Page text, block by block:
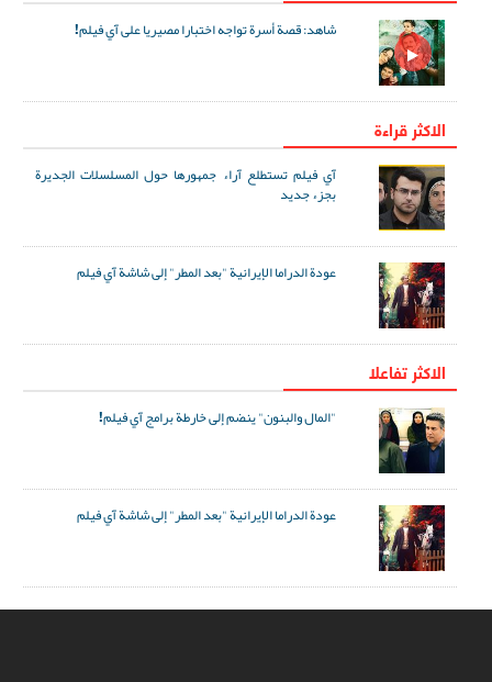
شاهد: قصة أسرة تواجه اختبارا مصيريا على آي فيلم!
الاكثر قراءة
آي فيلم تستطلع آراء جمهورها حول المسلسلات الجديرة
بجزء جديد
عودة الدراما الإيرانية "بعد المطر" إلى شاشة آي فيلم
الاکثر تفاعلا
"المال والبنون" ينضم إلى خارطة برامج آي فيلم!
عودة الدراما الإيرانية "بعد المطر" إلى شاشة آي فيلم